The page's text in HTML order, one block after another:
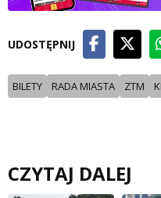
UDOSTĘPNIJ
BILETY RADA MIASTA ZTM
CZYTAJ DALEJ